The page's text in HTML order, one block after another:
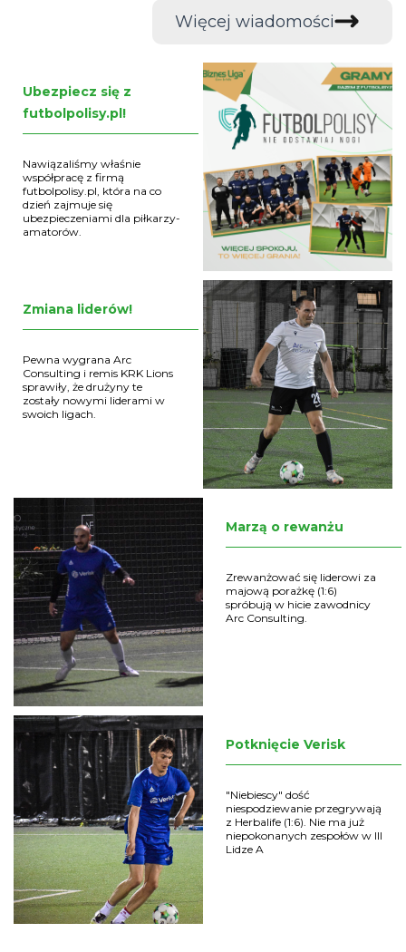
Więcej wiadomości
Ubezpiecz się z
futbolpolisy.pl!
Nawiązaliśmy właśnie
współpracę z firmą
futbolpolisy.pl, która na co
dzień zajmuje się
ubezpieczeniami dla piłkarzy-
amatorów.
Zmiana liderów!
Pewna wygrana Arc
Consulting i remis KRK Lions
sprawiły, że drużyny te
zostały nowymi liderami w
swoich ligach.
Marzą o rewanżu
Zrewanżować się liderowi za
majową porażkę (1:6)
spróbują w hicie zawodnicy
Arc Consulting.
Potknięcie Verisk
"Niebiescy" dość
niespodziewanie przegrywają
z Herbalife (1:6). Nie ma już
niepokonanych zespołów w III
Lidze A